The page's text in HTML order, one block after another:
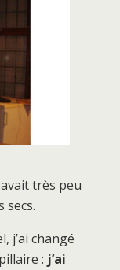
très peu
secs.
j’ai changé
: j’ai